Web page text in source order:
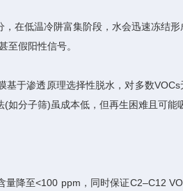
低温冷阱富集阶段，水会迅速冻结
至假阳性信号。
渗透原理选择性脱水，对多数
分子筛)虽成本低，但再生困难且可能
至<100 ppm，同时保证C2–C12